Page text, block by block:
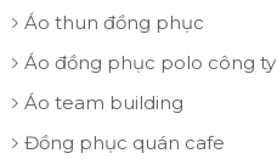
Áo thun đồng phục
Áo đồng phục polo công ty
Áo team building
Đồng phục quán cafe